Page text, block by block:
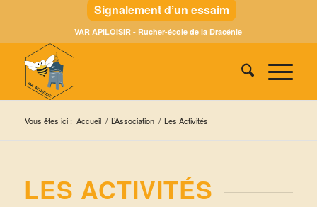
Signalement d’un essaim
VAR APILOISIR - Rucher-école de la Dracénie
Vous êtes ici : Accueil / L’Association / Les Activités
LES ACTIVITÉS